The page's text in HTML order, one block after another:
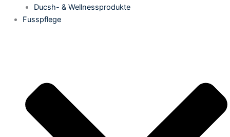
Ducsh- & Wellnessprodukte
Fusspflege